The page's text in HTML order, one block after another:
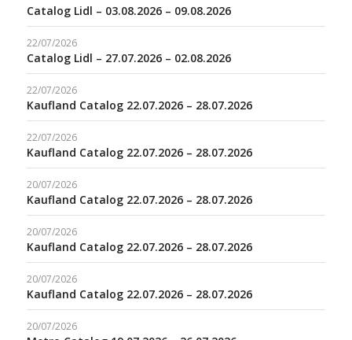
Catalog Lidl – 03.08.2026 – 09.08.2026
22/07/2026
Catalog Lidl – 27.07.2026 – 02.08.2026
22/07/2026
Kaufland Catalog 22.07.2026 – 28.07.2026
22/07/2026
Kaufland Catalog 22.07.2026 – 28.07.2026
20/07/2026
Kaufland Catalog 22.07.2026 – 28.07.2026
20/07/2026
Kaufland Catalog 22.07.2026 – 28.07.2026
20/07/2026
Kaufland Catalog 22.07.2026 – 28.07.2026
20/07/2026